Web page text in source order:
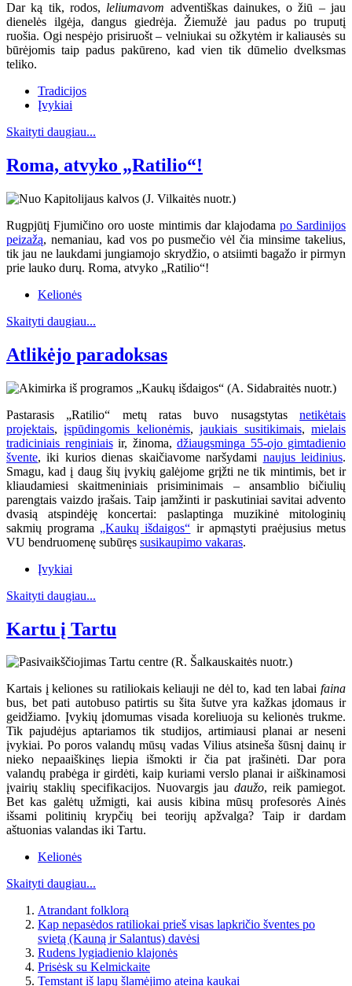
Dar ką tik, rodos, leliumavom adventiškas dainukes, o žiū – jau
dienelės ilgėja, dangus giedrėja. Žiemužė jau padus po truputį
ruošia. Ogi nespėjo prisiruošt – velniukai su ožkytėm ir kaliausės su
būrėjomis taip padus pakūreno, kad vien tik dūmelio dvelksmas
teliko.
Tradicijos
Įvykiai
Skaityti daugiau...
Roma, atvyko „Ratilio“!
Rugpjūtį Fjumičino oro uoste mintimis dar klajodama po Sardinijos
peizažą, nemaniau, kad vos po pusmečio vėl čia minsime takelius,
tik jau ne laukdami jungiamojo skrydžio, o atsiimti bagažo ir pirmyn
prie lauko durų. Roma, atvyko „Ratilio“!
Kelionės
Skaityti daugiau...
Atlikėjo paradoksas
Pastarasis „Ratilio“ metų ratas buvo nusagstytas netikėtais
projektais,įspūdingomis kelionėmis,jaukiais susitikimais,mielais
tradiciniais renginiaisir, žinoma, džiaugsminga 55-ojo gimtadienio
švente, iki kurios dienas skaičiavome naršydami naujus leidinius.
Smagu, kad į daug šių įvykių galėjome grįžti ne tik mintimis, bet ir
kliaudamiesi skaitmeniniais prisiminimais – ansamblio bičiulių
parengtais vaizdo įrašais. Taip įamžinti ir paskutiniai savitai advento
dvasią atspindėję koncertai: paslaptinga muzikinė mitologinių
sakmių programa „Kaukų išdaigos“ ir apmąstyti praėjusius metus
VU bendruomenę subūręs susikaupimo vakaras.
Įvykiai
Skaityti daugiau...
Kartu į Tartu
Kartais į keliones su ratiliokais keliauji ne dėl to, kad ten labai faina
bus, bet pati autobuso patirtis su šita šutve yra kažkas įdomaus ir
geidžiamo. Įvykių įdomumas visada koreliuoja su kelionės trukme.
Tik pajudėjus aptariamos tik studijos, artimiausi planai ar neseni
įvykiai. Po poros valandų mūsų vadas Vilius atsineša šūsnį dainų ir
nieko nepaaiškinęs liepia išmokti ir čia pat įrašinėti. Dar pora
valandų prabėga ir girdėti, kaip kuriami verslo planai ir aiškinamosi
įvairių staklių specifikacijos. Nuovargis jau daužo, reik pamiegot.
Bet kas galėtų užmigti, kai ausis kibina mūsų profesorės Ainės
išsami politinių krypčių bei teorijų apžvalga? Taip ir dardam
aštuonias valandas iki Tartu.
Kelionės
Skaityti daugiau...
Atrandant folklorą
Kap nepasėdos ratiliokai prieš visas lapkričio šventes po
svietą (Kauną ir Salantus) davėsi
Rudens lygiadienio klajonės
Prisėsk su Kelmickaite
Temstant iš lapų šlamėjimo ateina kaukai